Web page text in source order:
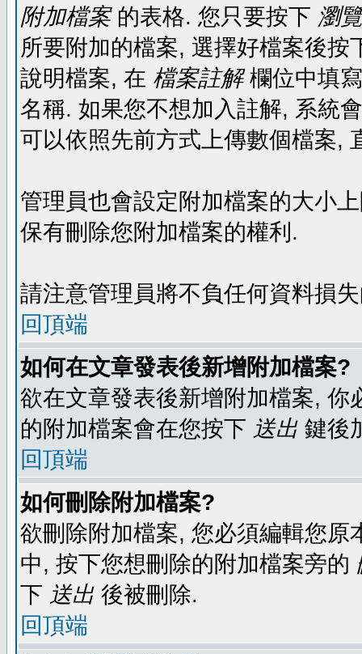
附加檔案的表格. 您只要按下 瀏
所要附加的檔案, 選擇好檔案後
說明檔案, 在 檔案註解欄位中填
名稱. 如果您不想加入註解, 系統
可以依照先前方式上傳數個檔案,
管理員也會設定附加檔案的大小
保有刪除您附加檔案的權利.
請注意管理員將不負任何資料損
回頂端
如何在文章發表後新增附加檔案?
欲在文章發表後新增附加檔案,
的附加檔案會在您按下 送出 鍵後
回頂端
如何刪除附加檔案?
欲刪除附加檔案, 您必須編輯您
中, 按下您想刪除的附加檔案旁的
下 送出 後被刪除.
回頂端